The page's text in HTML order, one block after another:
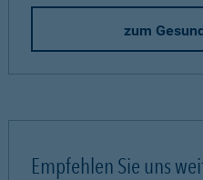
zum
Empfehlen Sie uns